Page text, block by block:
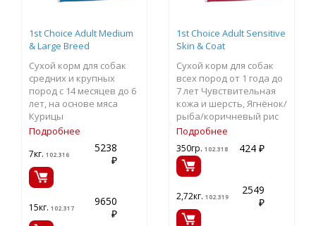
1st Choice Adult Medium
& Large Breed
Сухой корм для собак
средних и крупных
пород с 14 месяцев до 6
лет, на основе мяса
Курицы
Подробнее
7кг. 102.316
5238
₽
15кг. 102.317
9650
₽
1st Choice Adult Sensitive
Skin & Coat
Сухой корм для собак
всех пород от 1 года до
7 лет Чувствительная
кожа и шерсть, Ягнёнок/
рыба/коричневый рис
Подробнее
350гр. 102.318 424 ₽
2,72кг. 102.319
2549
₽